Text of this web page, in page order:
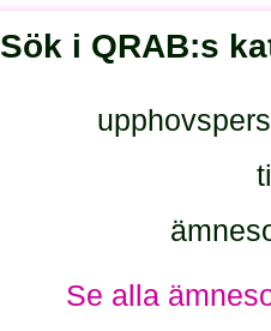
Sök i QRAB:s
Se alla